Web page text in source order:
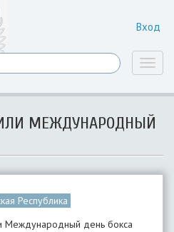
Вход
МЕЖДУНАРОДНЫЙ
Республика
Международный день бокса